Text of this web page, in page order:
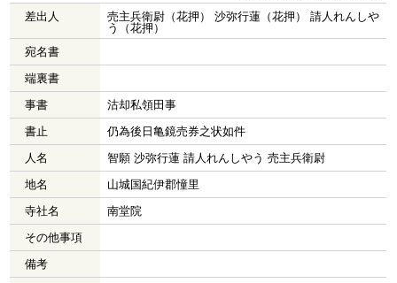
差出人
売主兵衛尉（花押） 沙弥行蓮（花押） 請人れんしや
う（花押）
宛名書
端裏書
事書
沽却私領田事
書止
仍為後日亀鏡売券之状如件
人名
智願 沙弥行蓮 請人れんしやう 売主兵衛尉
地名
山城国紀伊郡憧里
寺社名
南堂院
その他事項
備考